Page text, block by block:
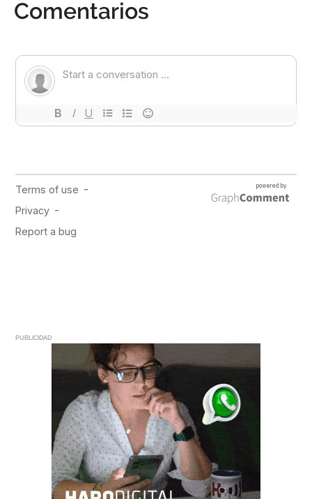
Comentarios